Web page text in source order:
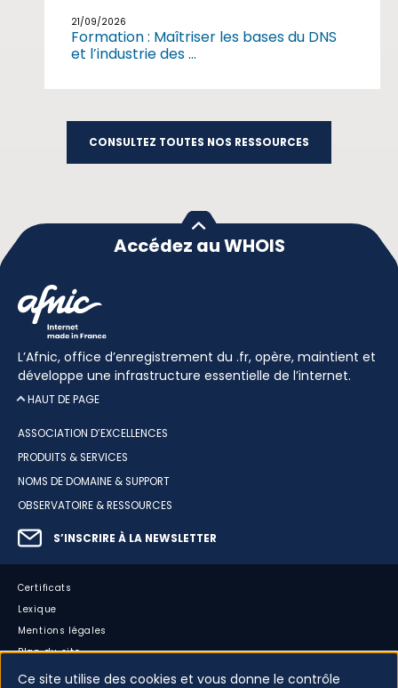
21/09/2026
Formation : Maîtriser les bases du DNS
et l’industrie des ...
CONSULTEZ TOUTES NOS RESSOURCES
Accédez au WHOIS
L’Afnic, office d’enregistrement du .fr, opère, maintient et
développe une infrastructure essentielle de l’internet.
HAUT DE PAGE
ASSOCIATION D’EXCELLENCES
PRODUITS & SERVICES
NOMS DE DOMAINE & SUPPORT
OBSERVATOIRE & RESSOURCES
S’INSCRIRE À LA NEWSLETTER
Certificats
Lexique
Mentions légales
Plan du site
Accessibilité : partiellement conforme
Ce site utilise des cookies et vous donne le contrôle